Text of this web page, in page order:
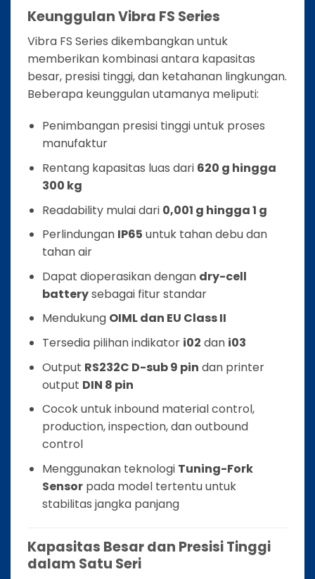
Keunggulan Vibra FS Series
Vibra FS Series dikembangkan untuk
memberikan kombinasi antara kapasitas
besar, presisi tinggi, dan ketahanan lingkungan.
Beberapa keunggulan utamanya meliputi:
Penimbangan presisi tinggi untuk proses
manufaktur
Rentang kapasitas luas dari 620 g hingga
300 kg
Readability mulai dari 0,001 g hingga 1 g
Perlindungan IP65 untuk tahan debu dan
tahan air
Dapat dioperasikan dengan dry-cell
batterysebagai fitur standar
Mendukung OIML dan EU Class II
Tersedia pilihan indikator i02 dan i03
Output RS232C D-sub 9 pin dan printer
output DIN 8 pin
Cocok untuk inbound material control,
production, inspection, dan outbound
control
Menggunakan teknologi Tuning-Fork
Sensorpada model tertentu untuk
stabilitas jangka panjang
Kapasitas Besar dan Presisi Tinggi
dalam Satu Seri